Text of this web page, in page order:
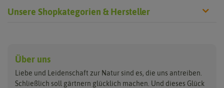
Unsere Shopkategorien & Hersteller
Anzuchtschalen
Beleuchtung
Keimsprossen
Benary
Buzzy Seeds FLORTUS
Über uns
Liebe und Leidenschaft zur Natur sind es, die uns antreiben.
Schließlich soll gärtnern glücklich machen. Und dieses Glück